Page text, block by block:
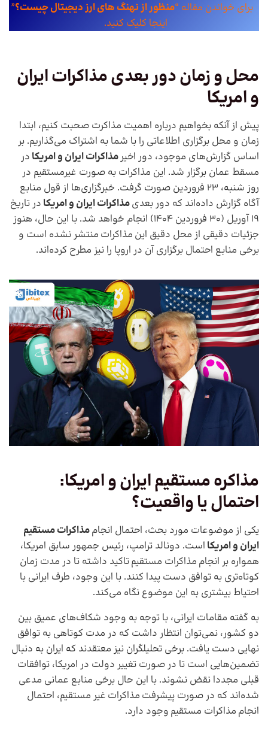
برای خواندن مقاله “منظور از نهنگ های ارز دیجیتال چیست؟”
اینجا کلیک کنید.
محل و زمان دور بعدیمذاکرات ایران
و امریکا
پیش از آنکه بخواهیم درباره اهمیت مذاکرت صحبت کنیم، ابتدا
زمان و محل برگزاری اطلاعاتی را با شما به اشتراک می‌گذاریم. بر
اساس گزارش‌های موجود، دور اخیر مذاکرات ایران و امریکا در
مسقط عمان برگزار شد. این مذاکرات به صورت غیرمستقیم در
روز شنبه، 23 فروردین صورت گرفت. خبرگزاری‌ها از قول منابع
آگاه گزارش داده‌اند که دور بعدیمذاکرات ایران و امریکا در تاریخ
۱۹ آوریل (۳۰ فروردین ۱۴۰۴) انجام خواهد شد. با این حال، هنوز
جزئیات دقیقی از محل دقیق این مذاکرات منتشر نشده است و
برخی منابع احتمال برگزاری آن در اروپا را نیز مطرح کرده‌اند.
مذاکره مستقیم ایران و امریکا:
احتمال یا واقعیت؟
یکی از موضوعات مورد بحث، احتمال انجاممذاکرات مستقیم
ایران و امریکا است. دونالد ترامپ، رئیس جمهور سابق امریکا،
همواره بر انجام مذاکرات مستقیم تاکید داشته تا در مدت زمان
کوتاه‌تری به توافق دست پیدا کنند. با این وجود، طرف ایرانی با
احتیاط بیشتری به این موضوع نگاه می‌کند.
به گفته مقامات ایرانی، با توجه به وجود شکاف‌های عمیق بین
دو کشور، نمی‌توان انتظار داشت که در مدت کوتاهی به توافق
نهایی دست یافت. برخی تحلیلگران نیز معتقدند که ایران به دنبال
تضمین‌هایی است تا در صورت تغییر دولت در امریکا، توافقات
قبلی مجددا نقض نشوند. با این حال برخی منابع عمانی مدعی
شده‌اند که در صورت پیشرفت مذاکرات غیر مستقیم، احتمال
انجام مذاکرات مستقیم وجود دارد.